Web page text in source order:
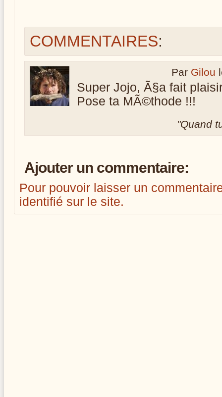
COMMENTAIRES:
Par Gilou
Super Jojo, Ã§a fait
Pose ta MÃ©thode !!!
Quand
Ajouter un commentaire:
Pour pouvoir laisser un
identifié sur le site.